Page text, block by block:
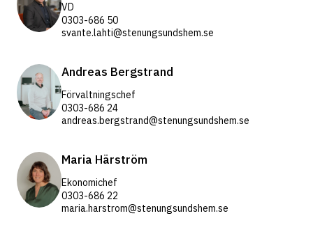
VD
0303-686 50
svante.lahti@stenungsundshem.se
Andreas Bergstrand
Förvaltningschef
0303-686 24
andreas.bergstrand@stenungsundshem.se
Maria Härström
Ekonomichef
0303-686 22
maria.harstrom@stenungsundshem.se